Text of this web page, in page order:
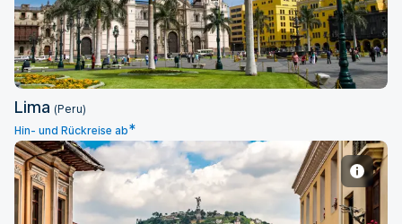
Lima (Peru)
Hin- und Rückreise ab*